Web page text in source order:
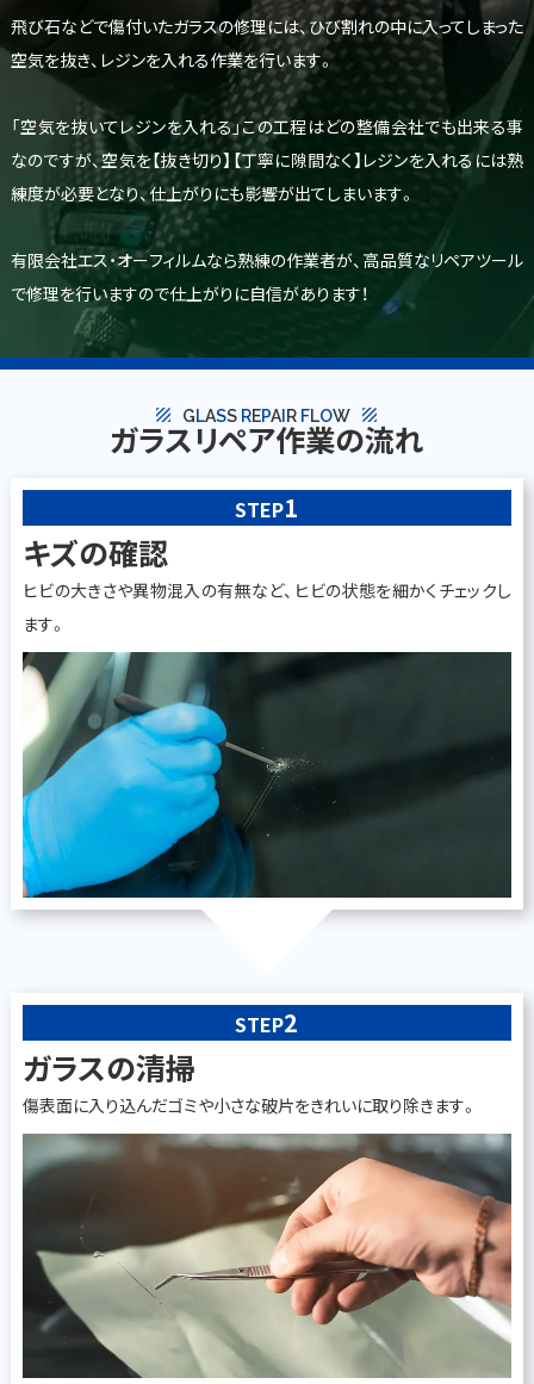
飛び石などで傷付いたガラスの修理には、ひび割れの中に入ってしまった
空気を抜き、レジンを入れる作業を行います。
「空気を抜いてレジンを入れる」この工程はどの整備会社でも出来る事
なのですが、空気を【抜き切り】【丁寧に隙間なく】レジンを入れるには熟
練度が必要となり、仕上がりにも影響が出てしまいます。
有限会社エス・オーフィルムなら熟練の作業者が、高品質なリペアツール
で修理を行いますので仕上がりに自信があります！
texture GLASS REPAI R FLOW texture
ガラスリペア作業の流れ
STEP1
キズの確認
ヒビの大きさや異物混入の有無など、ヒビの状態を細かくチェックし
ます。
STEP2
ガラスの清掃
傷表面に入り込んだゴミや小さな破片をきれいに取り除きます。